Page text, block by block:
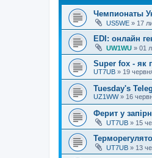
Чемпионаты
US5WE » 17
EDI: онлайн
UW1WU » 01
Super fox - як
UT7UB » 19
Tuesday's
UZ1WW» 16
Ферит у
UT7UB » 15
UT7UB » 13